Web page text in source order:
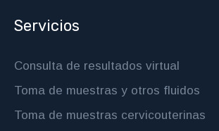
Servicios
Consulta de resultados virtual
Toma de muestras y otros fluidos
Toma de muestras cervicouterinas